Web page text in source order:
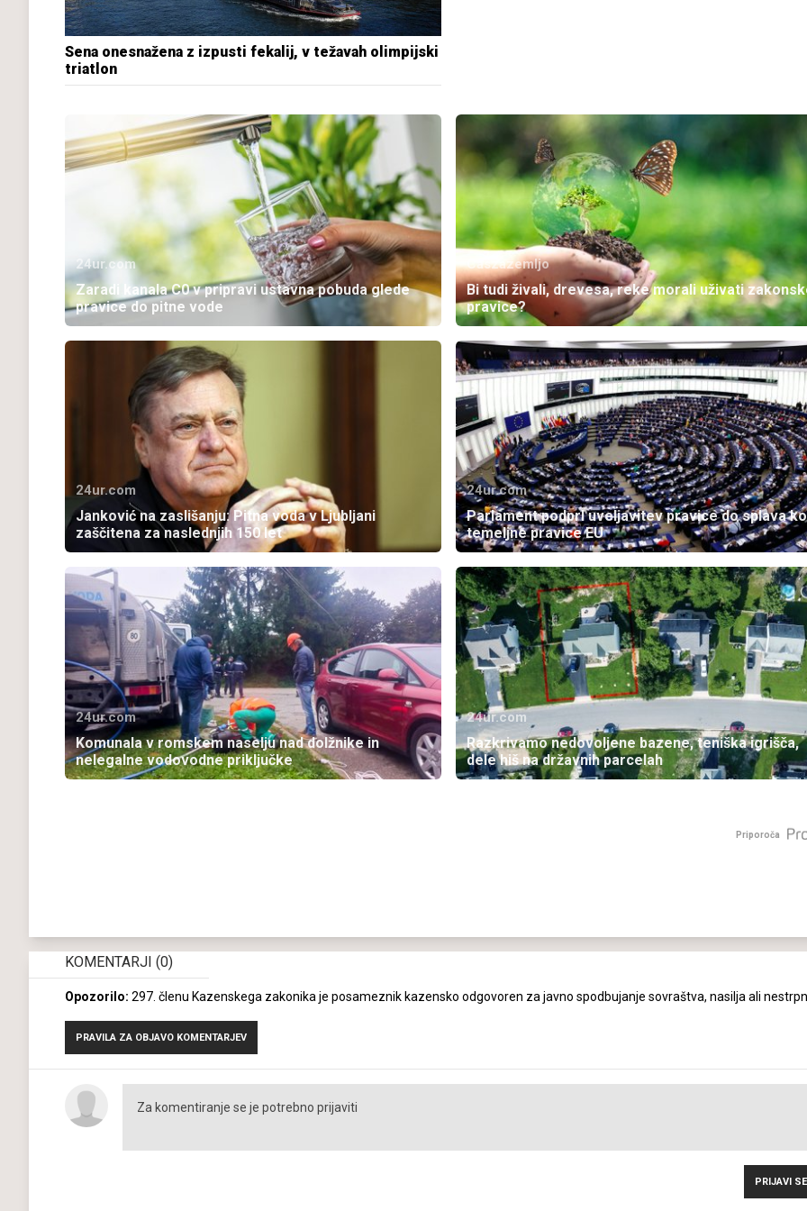
Sena onesnažena z izpusti fekalij, v težavah olimpijski
triatlon
24ur.com
Zaradi kanala C0 v pripravi ustavna pobuda glede
pravice do pitne vode
Caszazemljo
Bi tudi živali, drevesa, reke morali uživati
pravice?
24ur.com
Janković na zaslišanju: Pitna voda v Ljubljani
zaščitena za naslednjih 150 let
24ur.com
Parlament podprl uveljavitev pravice do splava
temeljne pravice EU
24ur.com
Komunala v romskem naselju nad dolžnike in
nelegalne vodovodne priključke
24ur.com
Razkrivamo nedovoljene bazene, teniška igrišča,
dele hiš na državnih parcelah
Priporoča
KOMENTARJI (0)
Opozorilo: 297. členu Kazenskega zakonika je posameznik kazensko odgovoren za javno spodbujanje sovraštva, nasilja ali
PRAVILA ZA OBJAVO KOMENTARJEV
PRIJAVI SE